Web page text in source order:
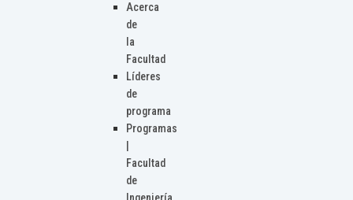
Acerca
de
la
Facultad
Líderes
de
programa
Programas
Facultad
de